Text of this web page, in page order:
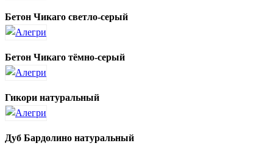
Бетон Чикаго светло-серый
Бетон Чикаго тёмно-серый
Гикори натуральный
Дуб Бардолино натуральный